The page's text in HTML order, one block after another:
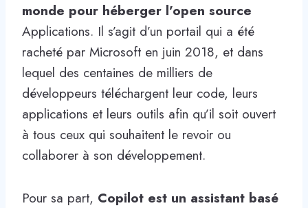
monde pour héberger l’open source
Applications. Il s’agit d’un portail qui a été
racheté par Microsoft en juin 2018, et dans
lequel des centaines de milliers de
développeurs téléchargent leur code, leurs
applications et leurs outils afin qu’il soit ouvert
à tous ceux qui souhaitent le revoir ou
collaborer à son développement.
Pour sa part, Copilot est un assistant basé